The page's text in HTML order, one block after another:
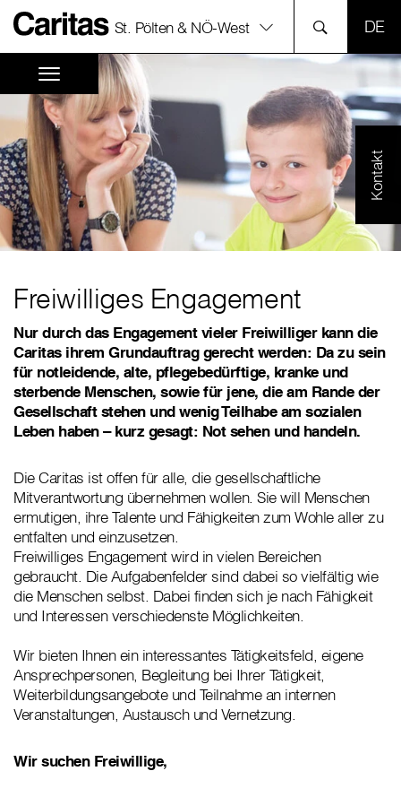
St. Pölten & NÖ-West
Kontakt
Freiwilliges Engagement
Nur durch das Engagement vieler Freiwilliger kann die
Caritas ihrem Grundauftrag gerecht werden: Da zu sein
für notleidende, alte, pflegebedürftige, kranke und
sterbende Menschen, sowie für jene, die am Rande der
Gesellschaft stehen und wenig Teilhabe am sozialen
Leben haben – kurz gesagt: Not sehen und handeln.
Die Caritas ist offen für alle, die gesellschaftliche
Mitverantwortung übernehmen wollen. Sie will Menschen
ermutigen, ihre Talente und Fähigkeiten zum Wohle aller zu
entfalten und einzusetzen.
Freiwilliges Engagement wird in vielen Bereichen
gebraucht. Die Aufgabenfelder sind dabei so vielfältig wie
die Menschen selbst. Dabei finden sich je nach Fähigkeit
und Interessen verschiedenste Möglichkeiten.
Wir bieten Ihnen ein interessantes Tätigkeitsfeld, eigene
Ansprechpersonen, Begleitung bei Ihrer Tätigkeit,
Weiterbildungsangebote und Teilnahme an internen
Veranstaltungen, Austausch und Vernetzung.
Wir suchen Freiwillige,